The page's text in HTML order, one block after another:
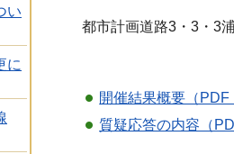
い
に
都市計画道路3・3・3
開催結果概要（PDF
質疑応答の内容（